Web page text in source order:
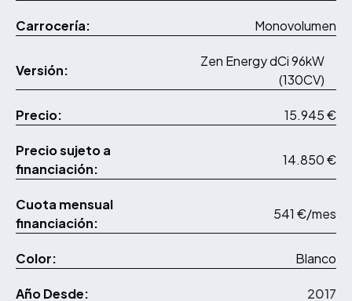
Carrocería: Monovolumen
Versión:
Zen Energy dCi 96kW
(130CV)
Precio: 15.945 €
Precio sujeto a
financiación:
14.850 €
Cuota mensual
financiación:
541 €/mes
Color: Blanco
Año Desde: 2017